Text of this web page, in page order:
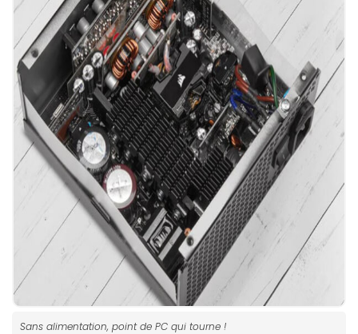
Sans alimentation, point de PC qui tourne !